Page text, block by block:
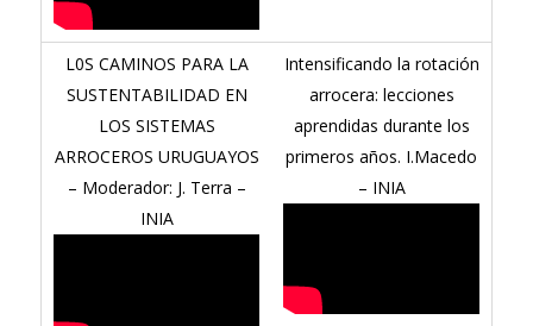
L0S CAMINOS PARA LA
SUSTENTABILIDAD EN
LOS SISTEMAS
ARROCEROS URUGUAYOS
– Moderador: J. Terra –
INIA
Intensificando la rotación
arrocera: lecciones
aprendidas durante los
primeros años. I.Macedo
– INIA